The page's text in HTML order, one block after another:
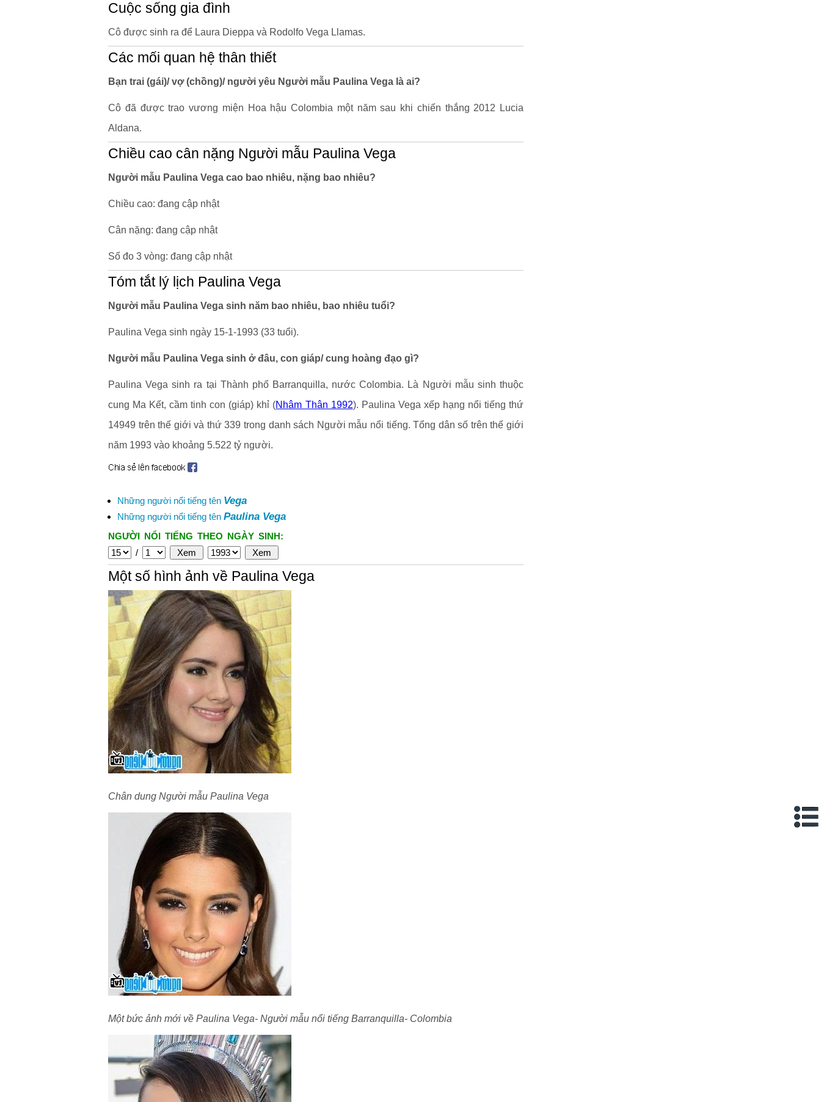
Cuộc sống gia đình
Cô được sinh ra để Laura Dieppa và Rodolfo Vega Llamas.
Các mối quan hệ thân thiết
Bạn trai (gái)/ vợ (chồng)/ người yêu Người mẫu Paulina Vega là ai?
Cô đã được trao vương miện Hoa hậu Colombia một năm sau khi chiến thắng 2012 Lucia
Aldana.
Chiều cao cân nặng Người mẫu Paulina Vega
Người mẫu Paulina Vega cao bao nhiêu, nặng bao nhiêu?
Chiều cao: đang cập nhật
Cân nặng: đang cập nhật
Số đo 3 vòng: đang cập nhật
Tóm tắt lý lịch Paulina Vega
Người mẫu Paulina Vega sinh năm bao nhiêu, bao nhiêu tuổi?
Paulina Vega sinh ngày 15-1-1993 (33 tuổi).
Người mẫu Paulina Vega sinh ở đâu, con giáp/ cung hoàng đạo gì?
Paulina Vega sinh ra tại Thành phố Barranquilla, nước Colombia. Là Người mẫu sinh thuộc
cung Ma Kết, cầm tinh con (giáp) khỉ (Nhâm Thân 1992). Paulina Vega xếp hạng nổi tiếng thứ
14949 trên thế giới và thứ 339 trong danh sách Người mẫu nổi tiếng. Tổng dân số trên thế giới
năm 1993 vào khoảng 5.522 tỷ người.
Những người nổi tiếng tên Vega
Những người nổi tiếng tên Paulina Vega
NGƯỜI NỔI TIẾNG THEO NGÀY SINH:
/
Một số hình ảnh về Paulina Vega
Chân dung Người mẫu Paulina Vega
Một bức ảnh mới về Paulina Vega- Người mẫu nổi tiếng Barranquilla- Colombia